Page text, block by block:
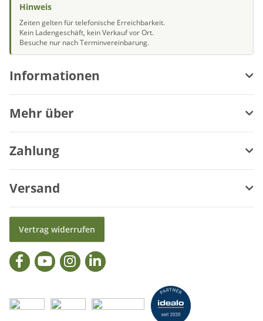
Hinweis
Zeiten gelten für telefonische Erreichbarkeit.
Kein Ladengeschäft, kein Verkauf vor Ort.
Besuche nur nach Terminvereinbarung.
Informationen
Mehr über
Zahlung
Versand
Vertrag widerrufen